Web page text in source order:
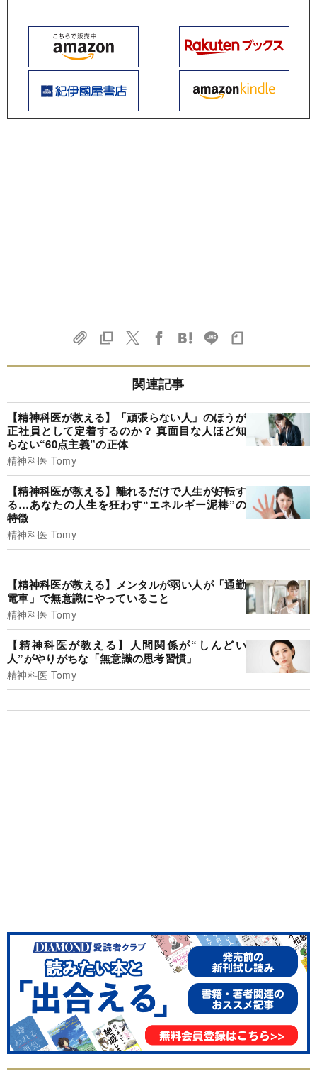
関連記事
【精神科医が教える】「頑張らない人」のほうが
正社員として定着するのか？ 真面目な人ほど知
らない“60点主義”の正体
精神科医 Tomy
【精神科医が教える】離れるだけで人生が好転す
る…あなたの人生を狂わす“エネルギー泥棒”の
特徴
精神科医 Tomy
【精神科医が教える】メンタルが弱い人が「通勤
電車」で無意識にやっていること
精神科医 Tomy
【精神科医が教える】人間関係が“しんどい
人”がやりがちな「無意識の思考習慣」
精神科医 Tomy